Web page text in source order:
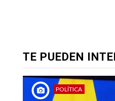
TE PUEDEN
POLÍTICA